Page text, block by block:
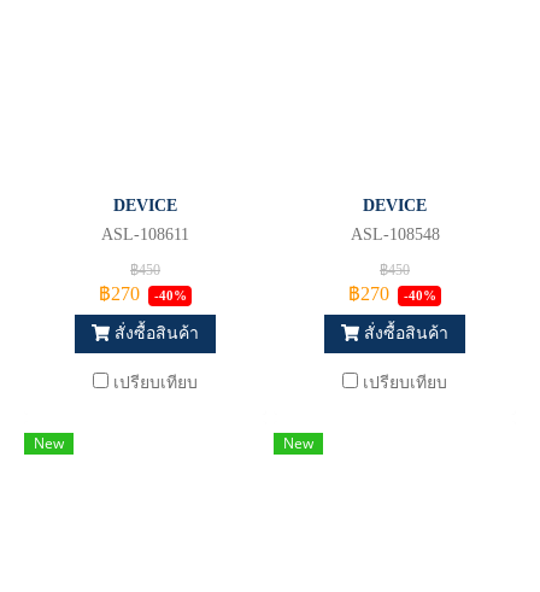
DEVICE
ASL-108611
฿450
฿270 -40%
สั่งซื้อสินค้า
เปรียบเทียบ
DEVICE
ASL-108548
฿450
฿270 -40%
สั่งซื้อสินค้า
เปรียบเทียบ
New New